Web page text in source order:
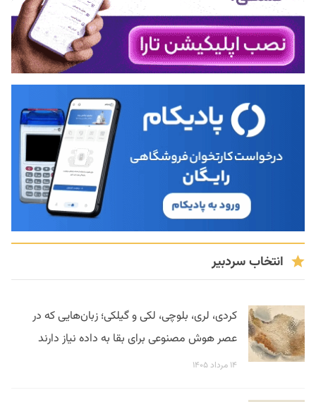
انتخاب سردبیر
کردی، لری، بلوچی، لکی و گیلکی؛ زبان‌هایی که در
عصر هوش مصنوعی برای بقا به داده نیاز دارند
۱۴ مرداد ۱۴۰۵